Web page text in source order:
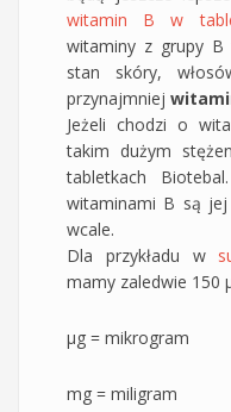
witamin B w
witaminy z grupy B
stan skóry,
przynajmniej
Jeżeli chodzi o
takim dużym
tabletkach
witaminami B są
wcale.
Dla przykładu w
mamy zaledwie 150
µg = mikrogram
mg = miligram